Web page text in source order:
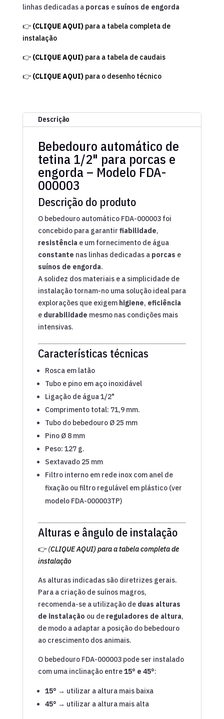
linhas dedicadas a porcas e suínos de engorda
👉 (CLIQUE AQUI)para a tabela completa de
instalação
👉 (CLIQUE AQUI)para a tabela de caudais
👉 (CLIQUE AQUI)para o desenho técnico
Descrição
Bebedouro automático de
tetina 1/2" para porcas e
engorda – Modelo FDA-
000003
Descrição do produto
O bebedouro automático FDA-000003 foi
concebido para garantir fiabilidade,
resistência e um fornecimento de água
constante nas linhas dedicadas a porcas e
suínos de engorda.
A solidez dos materiais e a simplicidade de
instalação tornam-no uma solução ideal para
explorações que exigem higiene, eficiência
e durabilidade mesmo nas condições mais
intensivas.
Características técnicas
Rosca em latão
Tubo e pino em aço inoxidável
Ligação de água 1/2"
Comprimento total: 71,9 mm.
Tubo do bebedouro Ø 25 mm
Pino Ø 8 mm
Peso: 127 g.
Sextavado 25 mm
Filtro interno em rede inox com anel de
fixação ou filtro regulável em plástico (ver
modelo FDA-000003TP)
Alturas e ângulo de instalação
👉 (CLIQUE AQUI) para a tabela completa de
instalação
As alturas indicadas são diretrizes gerais.
Para a criação de suínos magros,
recomenda-se a utilização de duas alturas
de instalação ou de reguladores de altura,
de modo a adaptar a posição do bebedouro
ao crescimento dos animais.
O bebedouro FDA-000003 pode ser instalado
com uma inclinação entre15° e 45°:
15° → utilizar a altura mais baixa
45° → utilizar a altura mais alta